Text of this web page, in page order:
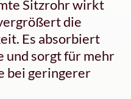
Sitzrohr wirkt
die
Es absorbiert
und sorgt für mehr
bei geringerer